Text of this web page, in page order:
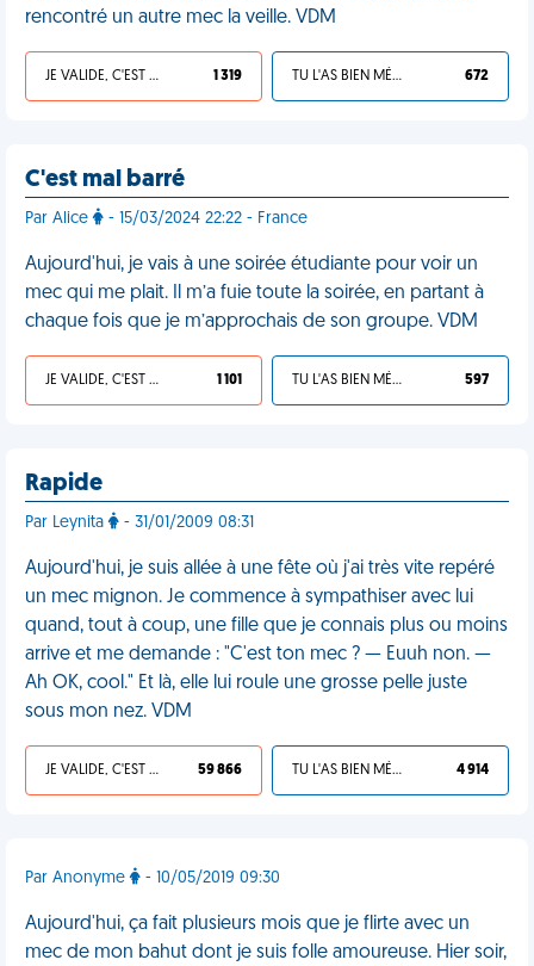
rencontré un autre mec la veille. VDM
JE VALIDE, C'EST UNE VDM 1 319 TU L'AS BIEN MÉRITÉ 672
C'est mal barré
Par Alice - 15/03/2024 22:22 - France
Aujourd'hui, je vais à une soirée étudiante pour voir un
mec qui me plait. Il m’a fuie toute la soirée, en partant à
chaque fois que je m’approchais de son groupe. VDM
JE VALIDE, C'EST UNE VDM 1 101 TU L'AS BIEN MÉRITÉ 597
Rapide
Par Leynita - 31/01/2009 08:31
Aujourd'hui, je suis allée à une fête où j'ai très vite repéré
un mec mignon. Je commence à sympathiser avec lui
quand, tout à coup, une fille que je connais plus ou moins
arrive et me demande : "C'est ton mec ? — Euuh non. —
Ah OK, cool." Et là, elle lui roule une grosse pelle juste
sous mon nez. VDM
JE VALIDE, C'EST UNE VDM 59 866 TU L'AS BIEN MÉRITÉ 4 914
Par Anonyme - 10/05/2019 09:30
Aujourd'hui, ça fait plusieurs mois que je flirte avec un
mec de mon bahut dont je suis folle amoureuse. Hier soir,